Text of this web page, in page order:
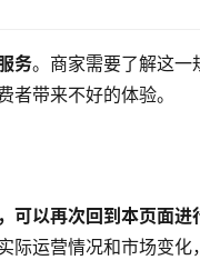
务。商家需要了解这一
带来不好的体验。
可以再次回到本页面进
运营情况和市场变化，